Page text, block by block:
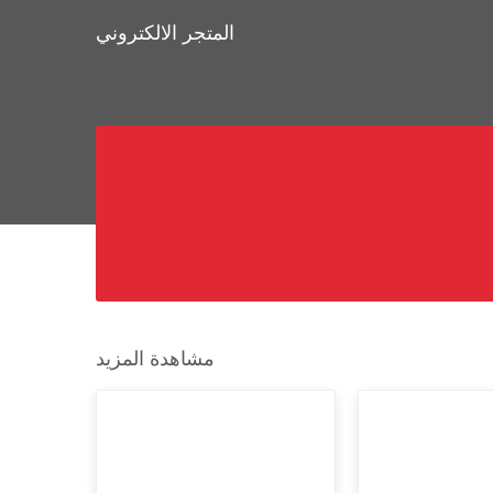
المتجر الالكتروني
مشاهدة المزيد